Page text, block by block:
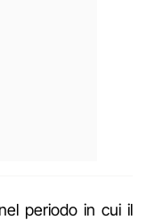
periodo in cui il